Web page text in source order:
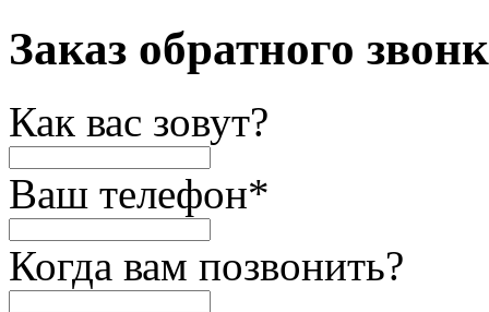
Заказ обратного
Как вас зовут?
Ваш телефон*
Когда вам позвонить?